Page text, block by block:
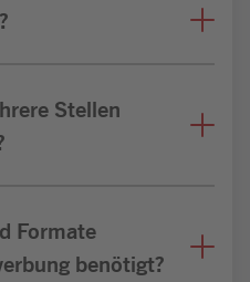
Stellen
Formate
benötigt?